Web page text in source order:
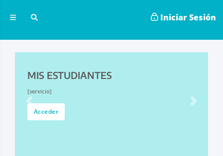
Iniciar Sesión
MIS ESTUDIANTES
Previous